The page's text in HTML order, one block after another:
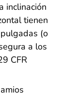
inclinación
tienen
(o
a los
CFR